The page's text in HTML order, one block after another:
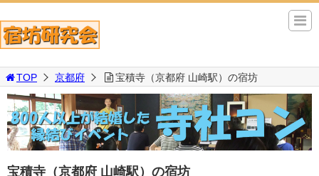
TOP 京都府 宝積寺（京都府 山崎駅）の宿坊
宝積寺（京都府 山崎駅）の宿坊